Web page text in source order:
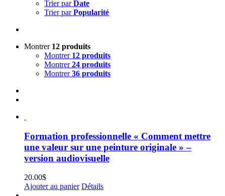
Trier parDate
Trier parPopularité
Montrer 12 produits
Montrer 12 produits
Montrer24 produits
Montrer36 produits
Formation professionnelle « Comment mettre
une valeur sur une peinture originale » –
version audiovisuelle
20.00$
Ajouter au panier Détails